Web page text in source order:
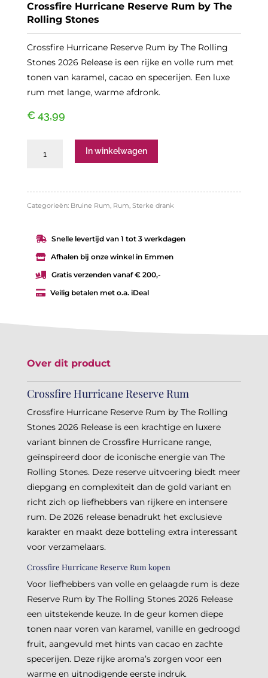
Crossfire Hurricane Reserve Rum by The
Rolling Stones
Crossfire Hurricane Reserve Rum by The Rolling
Stones 2026 Release is een rijke en volle rum met
tonen van karamel, cacao en specerijen. Een luxe
rum met lange, warme afdronk.
€43,99
Rum
The
Rolling
Stones
In winkelwagen
Categorieën: Bruine Rum, Rum, Sterke drank
 Snelle levertijd van 1 tot 3 werkdagen
 Afhalen bij onze winkel in Emmen
 Gratis verzenden vanaf € 200,-
 Veilig betalen met o.a. iDeal
Over dit product
Crossfire Hurricane Reserve Rum
Crossfire Hurricane Reserve Rum by The Rolling
Stones 2026 Release is een krachtige en luxere
variant binnen de Crossfire Hurricane range,
geïnspireerd door de iconische energie van The
Rolling Stones. Deze reserve uitvoering biedt meer
diepgang en complexiteit dan de gold variant en
richt zich op liefhebbers van rijkere en intensere
rum. De 2026 release benadrukt het exclusieve
karakter en maakt deze botteling extra interessant
voor verzamelaars.
Crossfire Hurricane Reserve Rum kopen
Voor liefhebbers van volle en gelaagde rum is deze
Reserve Rum by The Rolling Stones 2026 Release
een uitstekende keuze. In de geur komen diepe
tonen naar voren van karamel, vanille en gedroogd
fruit, aangevuld met hints van cacao en zachte
specerijen. Deze rijke aroma’s zorgen voor een
warme en uitnodigende eerste indruk.